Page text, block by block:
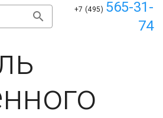
+7 (495) 565-31-
74